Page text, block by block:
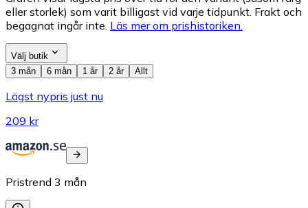
eller storlek) som varit billigast vid varje tidpunkt. Frakt och
begagnat ingår inte. Läs mer om prishistoriken.
Välj butik
3 mån
6 mån 1 år 2 år Allt
Lägst nypris just nu
209 kr
Pristrend 3 mån